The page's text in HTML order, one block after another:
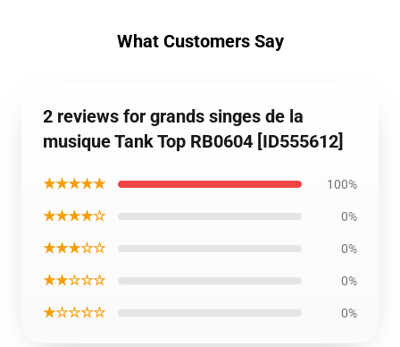
What Customers Say
2 reviews for grands singes de la
musique Tank Top RB0604 [ID555612]
★★★★★ 100%
★★★★☆ 0%
★★★☆☆ 0%
★★☆☆☆ 0%
★☆☆☆☆ 0%